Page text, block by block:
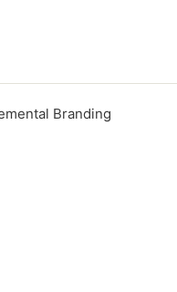
Branding